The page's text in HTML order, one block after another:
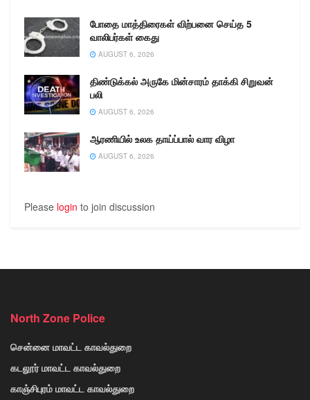
போதை மாத்திரைகள் விற்பனை செய்த 5
வாலிபர்கள் கைது
AUGUST 6, 2026
திண்டுக்கல் அருகே மின்சாரம் தாக்கி சிறுவன்
பலி
AUGUST 6, 2026
ஆரணியில் உலக தாய்ப்பால் வார விழா
AUGUST 6, 2026
Please login to join discussion
North Zone Police
சென்னை மாவட்ட காவல்துறை
கடலூர் மாவட்ட காவல்துறை
காஞ்சிபுரம் மாவட்ட காவல்துறை